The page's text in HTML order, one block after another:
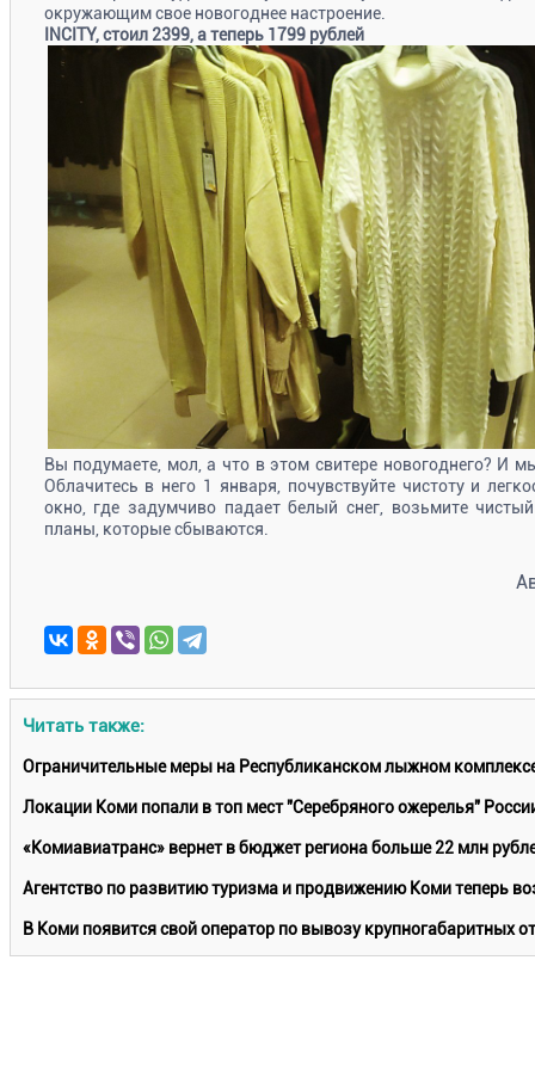
окружающим свое новогоднее настроение.
INCITY, стоил 2399, а теперь 1799 рублей
Вы подумаете, мол, а что в этом свитере новогоднего? И
Облачитесь в него 1 января, почувствуйте чистоту и
окно, где задумчиво падает белый снег, возьмите
планы, которые сбываются.
Читать также:
Ограничительные меры на Республиканском лыжном
Локации Коми попали в топ мест "Серебряного ожерелья"
«Комиавиатранс» вернет в бюджет региона больше 22 млн
Агентство по развитию туризма и продвижению Коми теперь
В Коми появится свой оператор по вывозу крупногабаритных